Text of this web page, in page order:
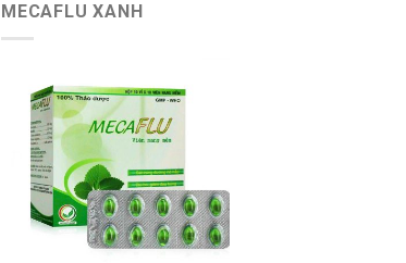
MECAFLU XANH